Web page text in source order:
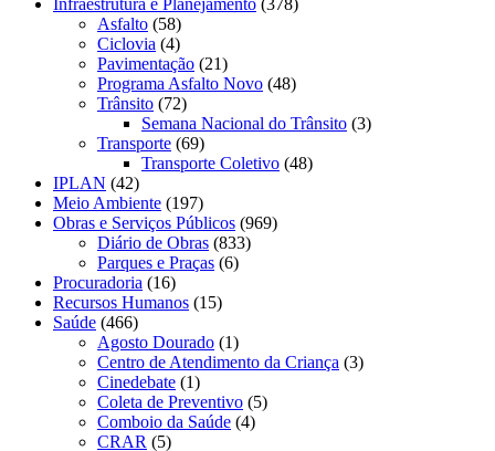
Asfalto (58)
Ciclovia (4)
Pavimentação (21)
Programa Asfalto Novo (48)
Trânsito (72)
Semana Nacional do Trânsito (3)
Transporte (69)
Transporte Coletivo (48)
IPLAN (42)
Meio Ambiente (197)
Obras e Serviços Públicos (969)
Diário de Obras (833)
Parques e Praças (6)
Procuradoria (16)
Recursos Humanos (15)
Saúde (466)
Agosto Dourado (1)
Centro de Atendimento da Criança (3)
Cinedebate (1)
Coleta de Preventivo (5)
Comboio da Saúde (4)
CRAR (5)